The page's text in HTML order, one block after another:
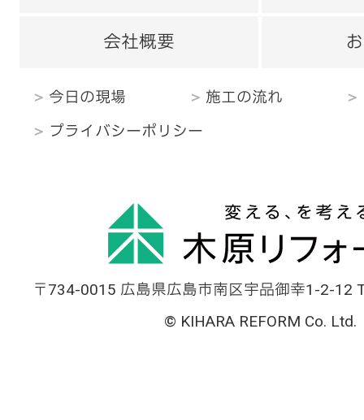
会社概要
今日の現場 施工の流れ
プライバシーポリシー
〒734-0015 広島県広島市南区宇品御幸1-2-12
© KIHARA REFORM Co. Ltd.